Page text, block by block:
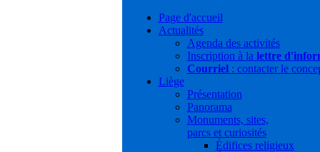
Page d'accueil
Actualités
Agenda des activités
Inscription à la lettre
Courriel: contacter le
Liège
Présentation
Panorama
Monuments, sites,
parcs et curiosités
Édifices religieux